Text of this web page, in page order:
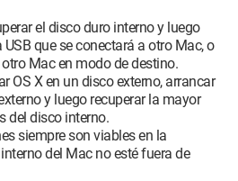
el disco duro interno y luego
que se conectará a otro Mac, o
Mac en modo de destino.
OS X en un disco externo, arrancar
y luego recuperar la mayor
del disco interno.
siempre son viables en la
del Mac no esté fuera de